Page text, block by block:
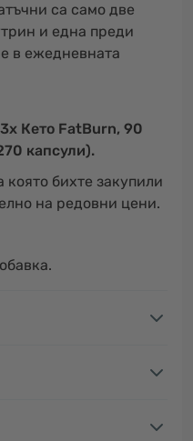
са само две
и една преди
в ежедневната
Кето FatBurn, 90
капсули).
която бихте закупили
на редовни цени.